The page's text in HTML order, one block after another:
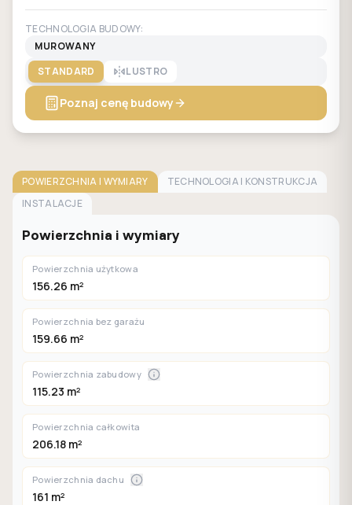
TECHNOLOGIA BUDOWY:
MUROWANY
STANDARD
LUSTRO
Poznaj cenę budowy
POWIERZCHNIA I WYMIARY
TECHNOLOGIA I KONSTRUKCJA
INSTALACJE
Powierzchnia i wymiary
Powierzchnia użytkowa
156.26 m²
Powierzchnia bez garażu
159.66 m²
Powierzchnia zabudowy
115.23 m²
Powierzchnia całkowita
206.18 m²
Powierzchnia dachu
161 m²